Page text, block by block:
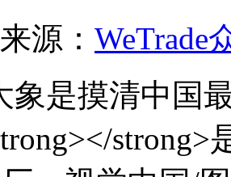
来源： WeTrade